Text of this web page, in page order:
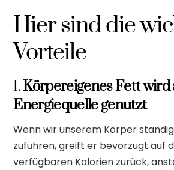
Hier sind die
Vorteile
1.Körpereigenes Fett wird
Energiequelle genutzt
Wenn wir unserem Körper
zuführen, greift er bevorzugt auf
verfügbaren Kalorien zurück,